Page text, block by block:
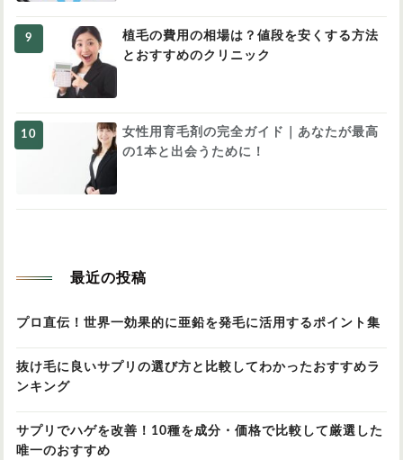
植毛の費用の相場は？値段を安くする方法
とおすすめのクリニック
女性用育毛剤の完全ガイド｜あなたが最高
の1本と出会うために！
最近の投稿
プロ直伝！世界一効果的に亜鉛を発毛に活用するポイント集
抜け毛に良いサプリの選び方と比較してわかったおすすめラ
ンキング
サプリでハゲを改善！10種を成分・価格で比較して厳選した
唯一のおすすめ